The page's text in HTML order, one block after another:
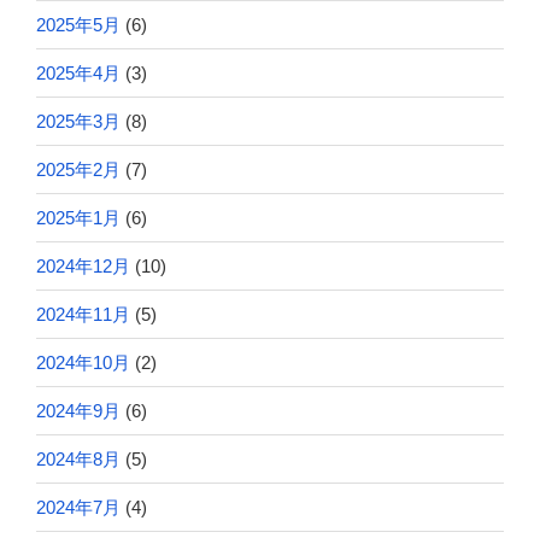
2025年5月 (6)
2025年4月 (3)
2025年3月 (8)
2025年2月 (7)
2025年1月 (6)
2024年12月 (10)
2024年11月 (5)
2024年10月 (2)
2024年9月 (6)
2024年8月 (5)
2024年7月 (4)